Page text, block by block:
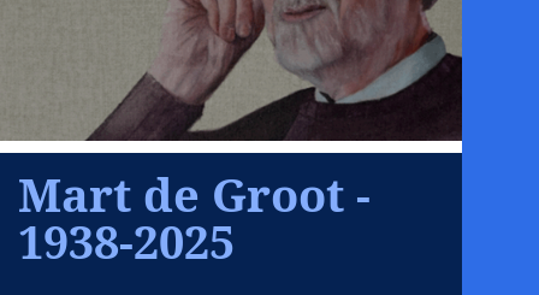
Mart de Groot -
1938-2025